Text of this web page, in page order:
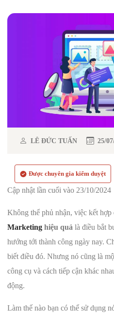
LÊ ĐỨC TUẤN 25/
Được chuyên gia kiểm duyệt
Cập nhật lần cuối vào 23/10/2024
Không thể phủ nhận, việc kết hợp
Marketing hiệu quả là điều bắt
hướng tới thành công ngày nay.
biết điều đó. Nhưng nó cũng là
công cụ và cách tiếp cận khác
động.
Làm thế nào bạn có thể sử dụng